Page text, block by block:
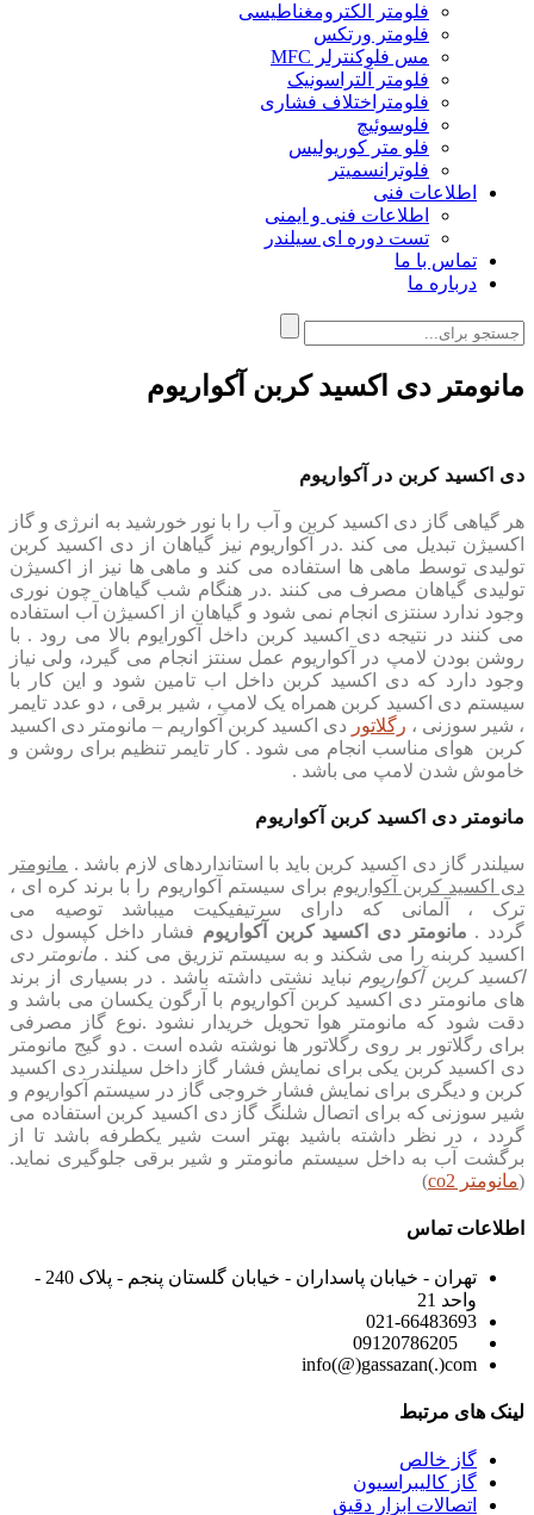
فلومتر الکترومغناطیسی
فلومتر ورتکس
مس فلوکنترلر MFC
فلومتر آلتراسونیک
فلومتراختلاف فشاری
فلوسوئیچ
فلو متر کوریولیس
فلوترانسمیتر
اطلاعات فنی
اطلاعات فنی و ایمنی
تست دوره ای سیلندر
تماس با ما
درباره ما
مانومتر دی اکسید کربن آکواریوم
دی اکسید کربن در آکواریوم
هر گیاهی گاز دی اکسید کربن و آب را با نور خورشید به انرژی و گاز
اکسیژن تبدیل می کند .در آکواریوم نیز گیاهان از دی اکسید کربن
تولیدی توسط ماهی ها استفاده می کند و ماهی ها نیز از اکسیژن
تولیدی گیاهان مصرف می کنند .در هنگام شب گیاهان چون نوری
وجود ندارد سنتزی انجام نمی شود و گیاهان از اکسیژن آب استفاده
می کنند در نتیجه دی اکسید کربن داخل آکورایوم بالا می رود . با
روشن بودن لامپ در آکواریوم عمل سنتز انجام می گیرد، ولی نیاز
وجود دارد که دی اکسید کربن داخل اب تامین شود و این کار با
سیستم دی اکسید کربن همراه یک لامپ ، شیر برقی ، دو عدد تایمر
، شیر سوزنی ، رگلاتور دی اکسید کربن آکواریم – مانومتر دی اکسید
کربن هوای مناسب انجام می شود . کار تایمر تنظیم برای روشن و
خاموش شدن لامپ می باشد .
مانومتر دی اکسید کربن آکواریوم
سیلندر گاز دی اکسید کربن باید با استانداردهای لازم باشد . مانومتر
دی اکسید کربن آکواریوم برای سیستم آکواریوم را با برند کره ای ،
ترک ، آلمانی که دارای سرتیفیکیت میباشد توصیه می
گردد . مانومتر دی اکسید کربن آکواریوم فشار داخل کپسول دی
اکسید کربنه را می شکند و به سیستم تزریق می کند . مانومتر دی
اکسید کربن آکواریوم نباید نشتی داشته باشد . در بسیاری از برند
های مانومتر دی اکسید کربن آکواریوم با آرگون یکسان می باشد و
دقت شود که مانومتر هوا تحویل خریدار نشود .نوع گاز مصرفی
برای رگلاتور بر روی رگلاتور ها نوشته شده است . دو گیج مانومتر
دی اکسید کربن یکی برای نمایش فشار گاز داخل سیلندر دی اکسید
کربن و دیگری برای نمایش فشار خروجی گاز در سیستم آکواریوم و
شیر سوزنی که برای اتصال شلنگ گاز دی اکسید کربن استفاده می
گردد ، در نظر داشته باشید بهتر است شیر یکطرفه باشد تا از
برگشت آب به داخل سیستم مانومتر و شیر برقی جلوگیری نماید.
(مانومتر co2 )
اطلاعات تماس
تهران - خیابان پاسداران - خیابان گلستان پنجم - پلاک 240 -
واحد 21
021-66483693
info(@)gassazan(.)com
لینک های مرتبط
گاز خالص
گاز کالیبراسیون
اتصالات ابزار دقیق